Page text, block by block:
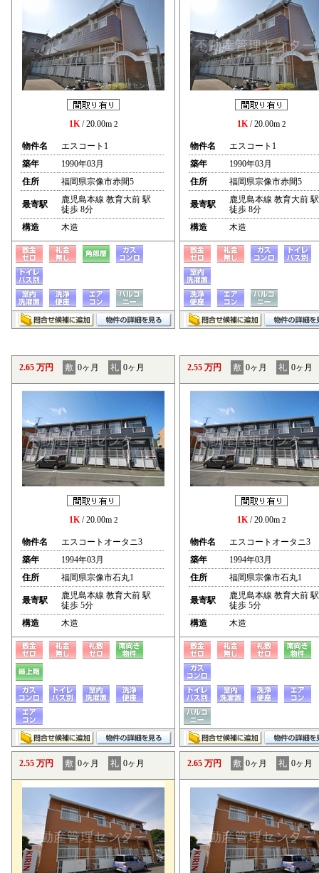
1K/ 20.00m 2
物件名
エスコート1
築年
1990年03月
住所
福岡県宗像市赤間5
最寄駅
鹿児島本線 教育大前 駅
徒歩 8分
構造
木造
1K/ 20.00m 2
物件名
エスコート1
築年
1990年03月
住所
福岡県宗像市赤間5
最寄駅
鹿児島本線 教育大前 駅
徒歩 8分
構造
木造
2.65 万円 敷 0ヶ月 礼 0ヶ月
1K/ 20.00m 2
物件名
エスコートオータニ3
築年
1994年03月
住所
福岡県宗像市石丸1
最寄駅
鹿児島本線 教育大前 駅
徒歩 5分
構造
木造
2.55 万円 敷 0ヶ月 礼 0ヶ月
1K/ 20.00m 2
物件名
エスコートオータニ3
築年
1994年03月
住所
福岡県宗像市石丸1
最寄駅
鹿児島本線 教育大前 駅
徒歩 5分
構造
木造
2.55 万円 敷 0ヶ月 礼 0ヶ月 2.65 万円 敷 0ヶ月 礼 0ヶ月